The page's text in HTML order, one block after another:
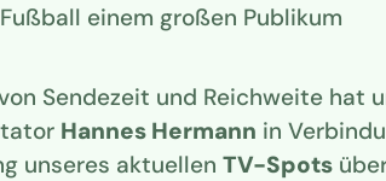
einem großen Publikum
Sendezeit und Reichweite hat
Hannes Hermann in
unseres aktuellen TV-Spots